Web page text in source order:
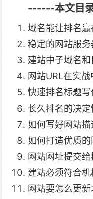
------本文目
域名能让排名
稳定的网站服
建站中子域名
网站URL在实战
快速排名标题写
长久排名的决
如何写好网站
如何打造优质
网站网址提交
建站必须符合
网站要怎么更